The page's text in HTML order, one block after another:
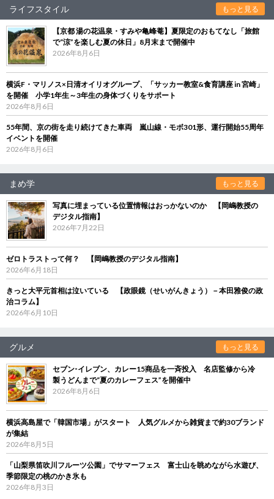
ライフスタイル もっと見る
【京都 湯の花温泉・すみや亀峰菴】夏限定のおもてなし「旅館
で“涼”を楽しむ夏の休日」8月末まで開催中
2026年8月6日
横浜F・マリノス×日清オイリオグループ、「サッカー教室&食育講座 in 宮崎」
を開催 小学1年生～3年生の身体づくりをサポート
2026年8月6日
55年間、京の街を走り続けてきた車両 嵐山線・モボ301形、運行開始55周年
イベントを開催
2026年8月6日
まめ学 もっと見る
写真に埋まっている位置情報はおっかないのか 【岡嶋教授の
デジタル指南】
2026年7月22日
ゼロトラストって何？ 【岡嶋教授のデジタル指南】
2026年6月18日
きっと大平元首相は泣いている 【政眼鏡（せいがんきょう）－本田雅俊の政
治コラム】
2026年6月10日
グルメ もっと見る
セブン‐イレブン、カレー15商品を一斉投入 名店監修から冷
製うどんまで“夏のカレーフェス”を開催中
2026年8月6日
横浜高島屋で「韓国市場」がスタート 人気グルメから雑貨まで約30ブランド
が集結
2026年8月5日
「山梨県笛吹川フルーツ公園」でサマーフェス 富士山を眺めながら水遊び、
季節限定の桃のかき氷も
2026年8月3日